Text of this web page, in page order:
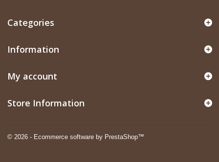
Categories
Information
© 2026 - Ecommerce software by PrestaShop™
My account
Store Information